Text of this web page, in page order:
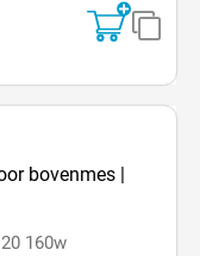
van 0 van 5 sterren
bovenmes |
160w